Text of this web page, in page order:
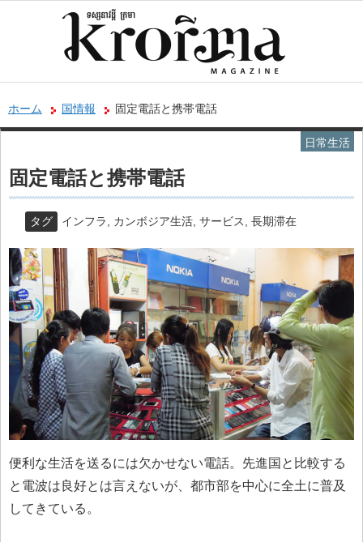
ホーム 国情報 固定電話と携帯電話
日常生活
固定電話と携帯電話
タグ インフラ カンボジア生活 サービス 長期滞在
便利な生活を送るには欠かせない電話。先進国と比較する
と電波は良好とは言えないが、都市部を中心に全土に普及
してきている。